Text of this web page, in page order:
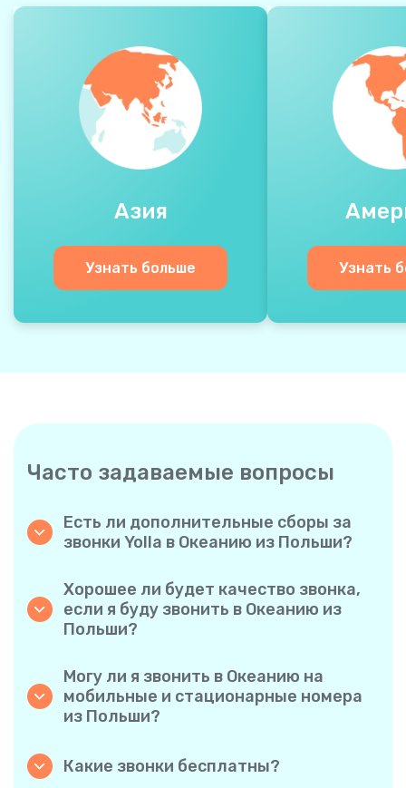
Азия
Узнать больше Узнать
Часто задаваемые вопросы
Есть ли дополнительные сборы за
звонки Yolla в Океанию из Польши?
поминутной оплаты, поэтому вы платите
только за время разговора. Никаких
скрытых комиссий, обязательных
ежемесячных подписок или платы за
Хорошее ли будет качество звонка,
если я буду звонить в Океанию из
Польши?
у вас будет ощущение, что вы
разговариваете с человеком в одном
городе, даже если он находится на другом
Могу ли я звонить в Океанию на
мобильные и стационарные номера
из Польши?
даже многофункциональные, поэтому вы
Какие звонки бесплатны?